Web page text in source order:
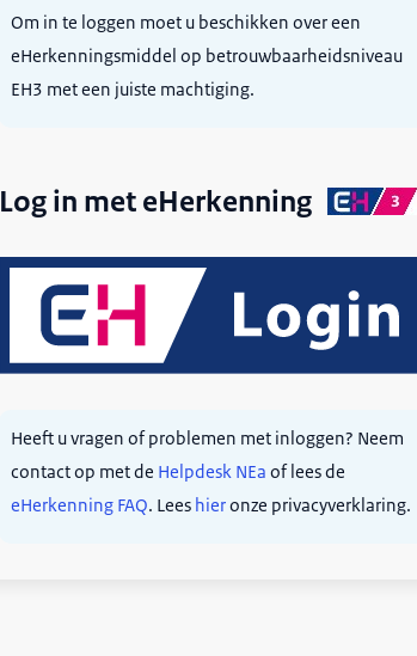
Om in te loggen moet u beschikken over een
eHerkenningsmiddel op betrouwbaarheidsniveau
EH3 met een juiste machtiging.
Log in met eHerkenning
Heeft u vragen of problemen met inloggen? Neem
contact op met de Helpdesk NEa of lees de
eHerkenning FAQ. Lees hieronze privacyverklaring.